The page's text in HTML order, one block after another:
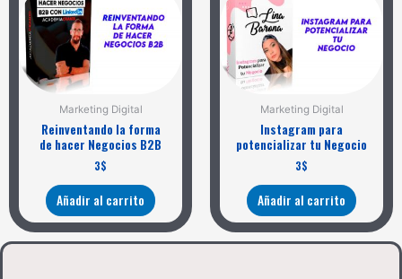
Marketing Digital
Reinventando la forma
de hacer Negocios B2B
3$
Añadir al carrito
Marketing Digital
Instagram para
potencializar tu Negocio
3$
Añadir al carrito